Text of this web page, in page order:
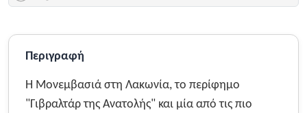
Περιγραφή
Η Μονεμβασιά στη Λακωνία, το περίφημο
"Γιβραλτάρ της Ανατολής" και μία από τις πιο